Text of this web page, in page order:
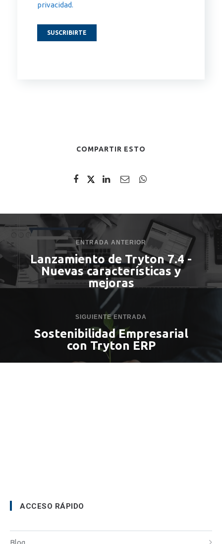
privacidad.
COMPARTIR ESTO
ENTRADA ANTERIOR
Lanzamiento de Tryton 7.4 -
Nuevas características y
mejoras
SIGUIENTE ENTRADA
Sostenibilidad Empresarial
con Tryton ERP
ACCESO RÁPIDO